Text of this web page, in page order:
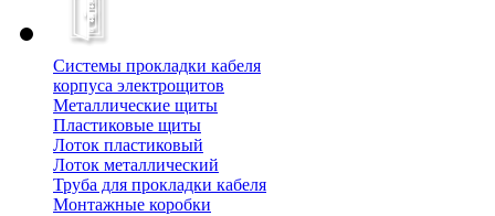
Системы прокладки кабеля
корпуса электрощитов
Металлические щиты
Пластиковые щиты
Лоток пластиковый
Лоток металлический
Труба для прокладки кабеля
Монтажные коробки